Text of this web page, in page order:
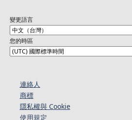
變更語言
您的時區
連絡人​​
商標
隱私權與 Cookie
使用規定